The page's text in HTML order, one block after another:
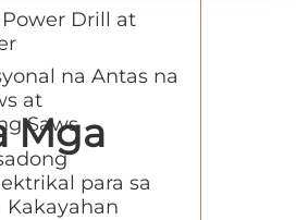
Mga
Drill at
na Antas na
at
Saws
para sa
Kakayahan